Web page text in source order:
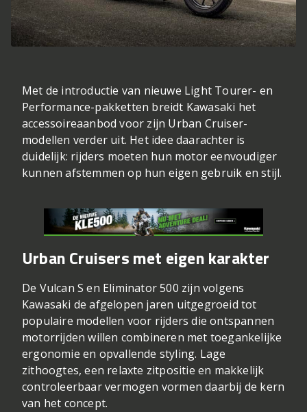
Met de introductie van nieuwe Light Tourer- en
Performance-pakketten breidt Kawasaki het
accessoireaanbod voor zijn Urban Cruiser-
modellen verder uit. Het idee daarachter is
duidelijk: rijders moeten hun motor eenvoudiger
kunnen afstemmen op hun eigen gebruik en stijl.
Urban Cruisers met eigen karakter
De Vulcan S en Eliminator 500 zijn volgens
Kawasaki de afgelopen jaren uitgegroeid tot
populaire modellen voor rijders die ontspannen
motorrijden willen combineren met toegankelijke
ergonomie en opvallende styling. Lage
zithoogtes, een relaxte zitpositie en makkelijk
controleerbaar vermogen vormen daarbij de kern
van het concept.